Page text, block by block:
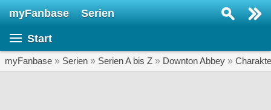
myFanbase Serien
Start
myFanbase » Serien » Serien A bis Z » Downton Abbey »
SERIEN